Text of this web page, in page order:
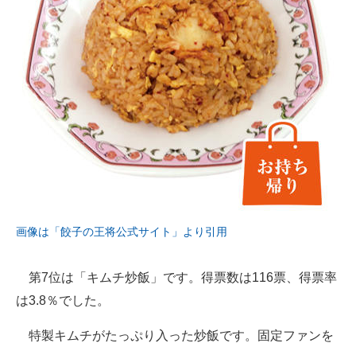
画像は「餃子の王将公式サイト」より引用
第7位は「キムチ炒飯」です。得票数は116票、得票率
は3.8％でした。
特製キムチがたっぷり入った炒飯です。固定ファンを